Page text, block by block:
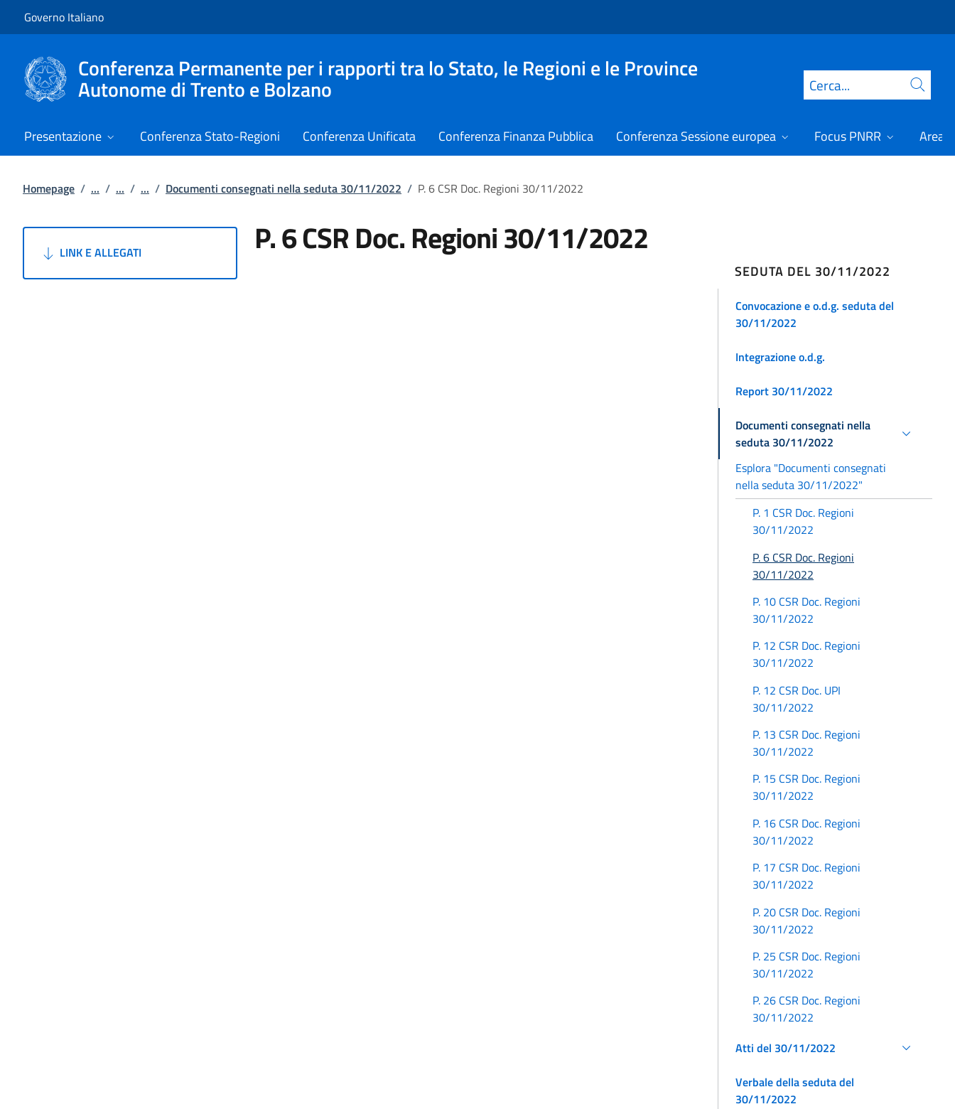
Governo Italiano
Conferenza Permanente per i rapporti tra lo Stato, le Regioni e le Province
Autonome di Trento e Bolzano Cerca
Presentazione Conferenza Stato-Regioni Conferenza Unificata Conferenza Finanza Pubblica Conferenza Sessione europea Focus PNRR Area
Homepage / ... / ... / ... / Documenti consegnati nella seduta 30/11/2022 / P. 6 CSR Doc. Regioni 30/11/2022
LINK E ALLEGATI P. 6 CSR Doc. Regioni 30/11/2022
SEDUTA DEL 30/11/2022
Convocazione e o.d.g. seduta del
30/11/2022
Integrazione o.d.g.
Report 30/11/2022
Documenti consegnati nella
seduta 30/11/2022
Esplora "Documenti consegnati
nella seduta 30/11/2022"
P. 1 CSR Doc. Regioni
30/11/2022
P. 6 CSR Doc. Regioni
30/11/2022
P. 10 CSR Doc. Regioni
30/11/2022
P. 12 CSR Doc. Regioni
30/11/2022
P. 12 CSR Doc. UPI
30/11/2022
P. 13 CSR Doc. Regioni
30/11/2022
P. 15 CSR Doc. Regioni
30/11/2022
P. 16 CSR Doc. Regioni
30/11/2022
P. 17 CSR Doc. Regioni
30/11/2022
P. 20 CSR Doc. Regioni
30/11/2022
P. 25 CSR Doc. Regioni
30/11/2022
P. 26 CSR Doc. Regioni
30/11/2022
Atti del 30/11/2022
Verbale della seduta del
30/11/2022